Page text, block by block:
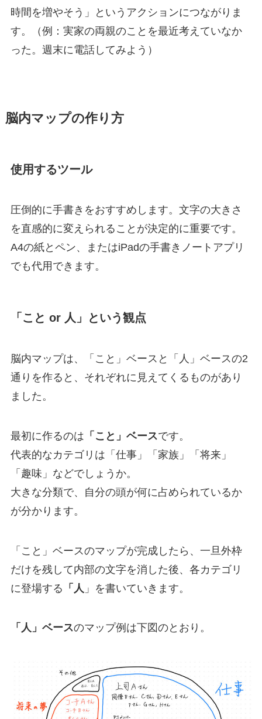
時間を増やそう」というアクションにつながりま
す。（例：実家の両親のことを最近考えていなか
った。週末に電話してみよう）
脳内マップの作り方
使用するツール
圧倒的に手書きをおすすめします。文字の大きさ
を直感的に変えられることが決定的に重要です。
A4の紙とペン、またはiPadの手書きノートアプリ
でも代用できます。
「こと or 人」という観点
脳内マップは、「こと」ベースと「人」ベースの2
通りを作ると、それぞれに見えてくるものがあり
ました。
最初に作るのは 「こと」ベースです。
代表的なカテゴリは「仕事」「家族」「将来」
「趣味」などでしょうか。
大きな分類で、自分の頭が何に占められているか
が分かります。
「こと」ベースのマップが完成したら、一旦外枠
だけを残して内部の文字を消した後、各カテゴリ
に登場する 「人 」を書いていきます。
「人」ベースのマップ例は下図のとおり。